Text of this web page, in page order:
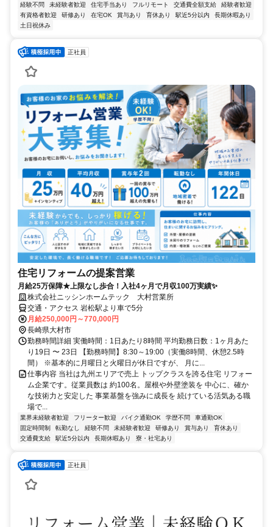
経験不問
未経験者歓迎 住宅手当あり フルリモート 交通費全額支給
経験者歓迎
有資格者歓迎
研修あり 在宅OK 賞与あり 育休あり 駅近5分以内
長期休暇あり
土日祝休み
正社員
住宅リフォームの提案営業
月給25万保障★上限なし歩合！入社4ヶ月で月収100万実績✨
株式会社ニッシンホームテック 大村営業所
交通・アクセス 岩松駅より車で5分
月給250,000円～770,000円
長崎県大村市
勤務時間詳細 実働時間：1日あたり8時間 平均勤務日数：1ヶ月あた
り19日 〜 23日 【勤務時間】8:30～19:00（実働8時間、休憩2.5時
間） ※基本的に月曜日と火曜日が休日ですが、 月に...
仕事内容 当社は九州エリアで売上 トップクラスを誇る住宅 リフォー
ム企業です。従業員数は 約100名。屋根や外壁塗装を 中心に、確か
な技術力と安定した 事業基盤を強みに成長を 続けている活気ある職
場で...
業界未経験者歓迎 フリーター歓迎 バイク通勤OK 学歴不問
車通勤OK
固定時間制
転勤なし 経験不問 未経験者歓迎 研修あり 賞与あり
育休あり
交通費支給
駅近5分以内 長期休暇あり 寮・社宅あり
正社員